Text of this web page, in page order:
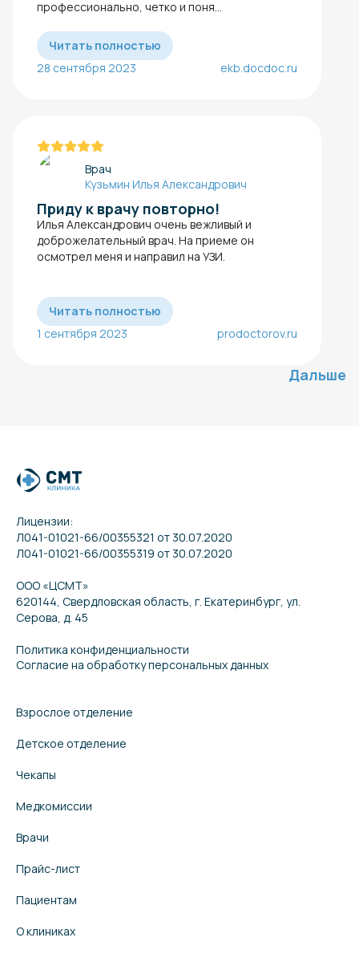
профессионально, четко и поня...
Читать полностью
28 сентября 2023
ekb.docdoc.ru
Врач
Кузьмин Илья Александрович
Приду к врачу повторно!
Илья Александрович очень вежливый и
доброжелательный врач. На приеме он
осмотрел меня и направил на УЗИ.
Читать полностью
1 сентября 2023
prodoctorov.ru
Дальше
Лицензии:
Л041-01021-66/00355321 от 30.07.2020
Л041-01021-66/00355319 от 30.07.2020
ООО «ЦСМТ»
620144, Свердловская область, г. Екатеринбург, ул.
Серова, д. 45
Политика конфиденциальности
Согласие на обработку персональных данных
Взрослое отделение
Детское отделение
Чекапы
Медкомиссии
Врачи
Прайс-лист
Пациентам
О клиниках